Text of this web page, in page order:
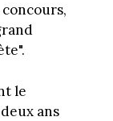
le
ans